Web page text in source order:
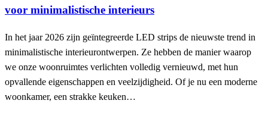
voor minimalistische interieurs
In het jaar 2026 zijn geïntegreerde LED strips de nieuwste trend in
minimalistische interieurontwerpen. Ze hebben de manier waarop
we onze woonruimtes verlichten volledig vernieuwd, met hun
opvallende eigenschappen en veelzijdigheid. Of je nu een moderne
woonkamer, een strakke keuken…